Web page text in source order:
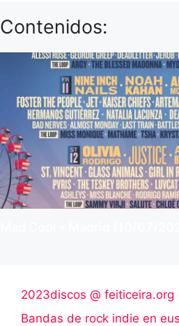
Contenidos:
2023discos @ feiticeira.org
Bandas de rock indie en